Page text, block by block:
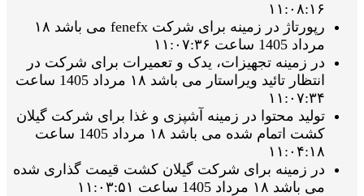
۱۱:۰۸:۱۶
رپورتاژ در زمینه برای شرکت fenefx می باشد ۱۸
مرداد 1405 ساعت ۱۱:۰۷:۳۶
در زمینه تجهیزات، یدک و تعمیرات برای شرکت در
انتظار تائید ویراستار می باشد ۱۸ مرداد 1405 ساعت
۱۱:۰۷:۳۴
تولید محتوا در زمینه آشپزی و غذا برای شرکت گیلان
کشت اتمام شده می باشد ۱۸ مرداد 1405 ساعت
۱۱:۰۴:۱۸
در زمینه برای شرکت گیلان کشت قیمت گذاری شده
می باشد ۱۸ مرداد 1405 ساعت ۱۱:۰۳:۵۱